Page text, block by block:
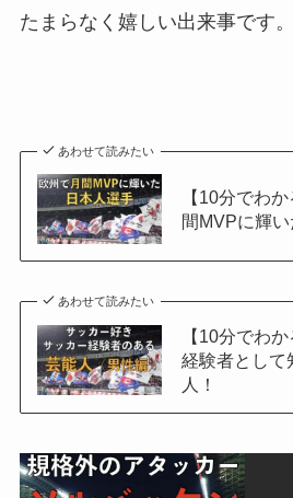
たまらなく嬉しい出来事です。
あわせて読みたい
【10分でわ
間MVPに輝
あわせて読みたい
【10分でわ
経験者として
人！